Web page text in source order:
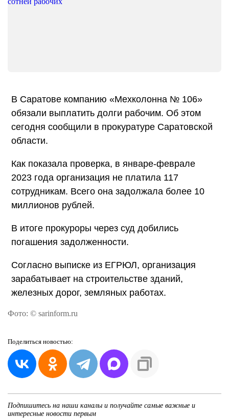
В Саратове компанию «Мехколонна № 106»
обязали выплатить долги рабочим. Об этом
сегодня сообщили в прокуратуре Саратовской
области.
Как показала проверка, в январе-феврале
2023 года организация не платила 117
сотрудникам. Всего она задолжала более 10
миллионов рублей.
В итоге прокуроры через суд добились
погашения задолженности.
Согласно выписке из ЕГРЮЛ, организация
зарабатывает на строительстве зданий,
железных дорог, земляных работах.
Фото: © sarinform.ru
Поделиться новостью:
Подпишитесь на наши каналы и получайте самые важные и
интересные новости первым